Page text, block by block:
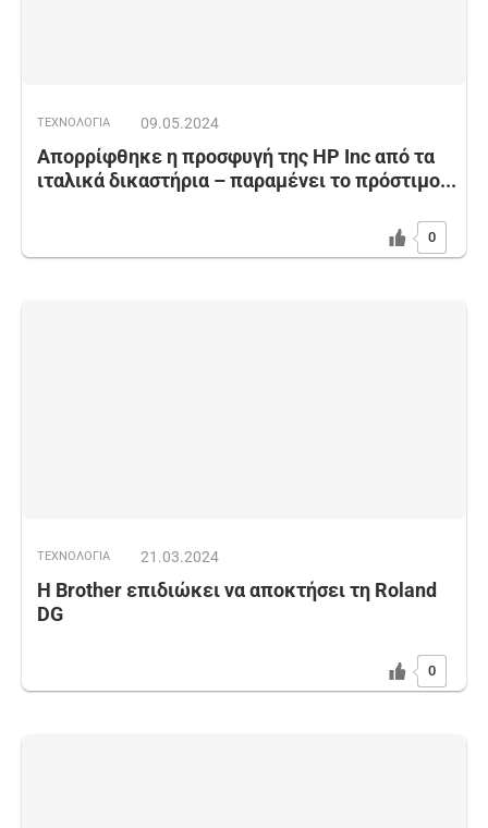
ΤΕΧΝΟΛΟΓΙΑ 09.05.2024
Απορρίφθηκε η προσφυγή της HP Inc από τα
ιταλικά δικαστήρια – παραμένει το πρόστιμο...
0
ΤΕΧΝΟΛΟΓΙΑ 21.03.2024
Η Brother επιδιώκει να αποκτήσει τη Roland
DG
0